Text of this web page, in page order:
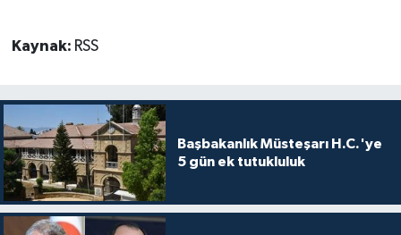
Kaynak: RSS
Başbakanlık Müsteşarı H.C.'ye
5 gün ek tutukluluk